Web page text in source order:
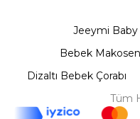
Jeeymi Baby
Bebek
Dizaltı Bebek Çorabı
Tüm